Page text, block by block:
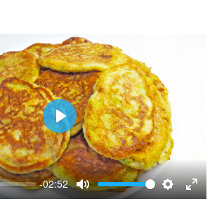
-02:52
Mute
Settings
Enter
Play